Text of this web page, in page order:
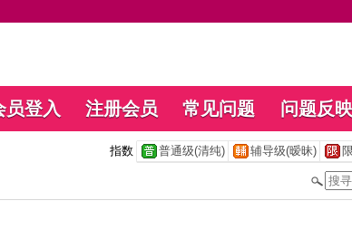
员登入 注册会员 常见问题 问题反映
指数 普通级(清纯) 辅导级(暧昧)